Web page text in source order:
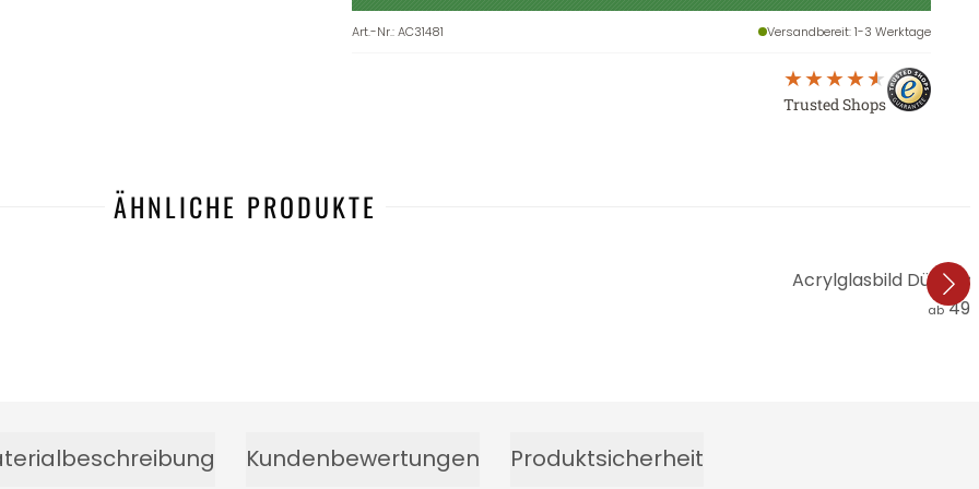
Art.-Nr.:AC31481 Versandbereit: 1-3 Werktage
Trusted Shops
ÄHNLICHE PRODUKTE
Acrylglasbild Dünen
ab
Kundenbewertungen Produktsicherheit